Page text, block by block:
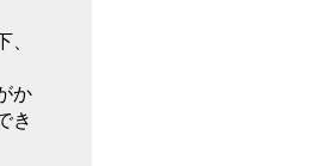
、
か
き